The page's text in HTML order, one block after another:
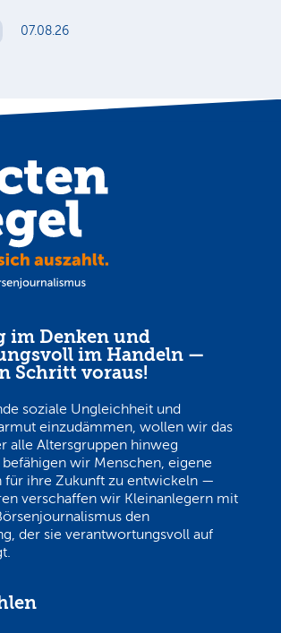
07.08.26
im Denken und
im Handeln —
Schritt voraus!
soziale Ungleichheit und
einzudämmen, wollen wir das
alle Altersgruppen hinweg
wir Menschen, eigene
für ihre Zukunft zu entwickeln —
verschaffen wir Kleinanlegern mit
den
der sie verantwortungsvoll auf